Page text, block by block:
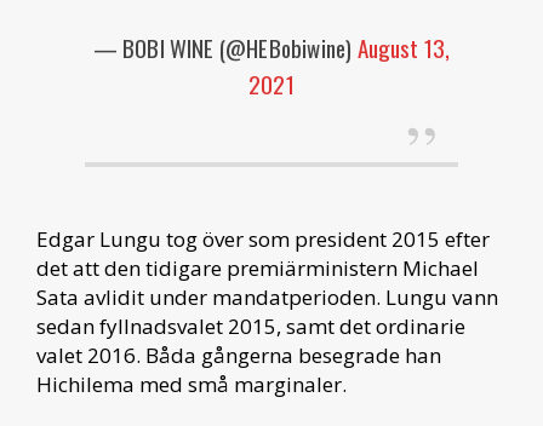
— BOBI WINE (@HEBobiwine) August 13,
2021
Edgar Lungu tog över som president 2015 efter
det att den tidigare premiärministern Michael
Sata avlidit under mandatperioden. Lungu vann
sedan fyllnadsvalet 2015, samt det ordinarie
valet 2016. Båda gångerna besegrade han
Hichilema med små marginaler.